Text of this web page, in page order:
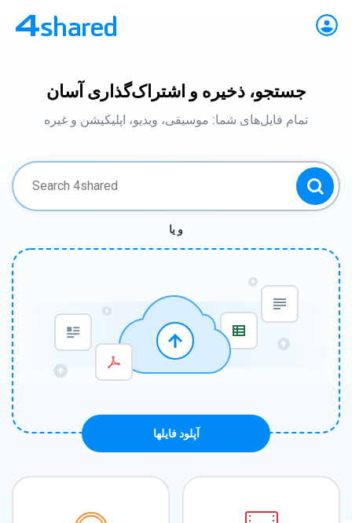
جستجو، ذخیره و اشتراک‌گذاری آسان
تمام فایل‌های شما: موسیقی، ویدیو، اپلیکیشن و غیره
و یا
آپلود فايلها